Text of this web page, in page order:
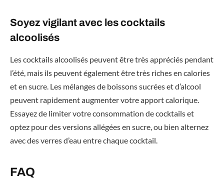
Soyez vigilant avec les cocktails
alcoolisés
Les cocktails alcoolisés peuvent être très appréciés pendant
l’été, mais ils peuvent également être très riches en calories
et en sucre. Les mélanges de boissons sucrées et d’alcool
peuvent rapidement augmenter votre apport calorique.
Essayez de limiter votre consommation de cocktails et
optez pour des versions allégées en sucre, ou bien alternez
avec des verres d’eau entre chaque cocktail.
FAQ